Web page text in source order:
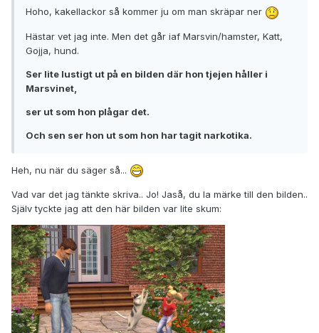
Hoho, kakellackor så kommer ju om man skräpar ner
Hästar vet jag inte. Men det går iaf Marsvin/hamster, Katt,
Gojja, hund.
Ser lite lustigt ut på en bilden där hon tjejen håller i
Marsvinet,
ser ut som hon plågar det.
Och sen ser hon ut som hon har tagit narkotika.
Heh, nu när du säger så...
Vad var det jag tänkte skriva.. Jo! Jaså, du la märke till den bilden..
Själv tyckte jag att den här bilden var lite skum: